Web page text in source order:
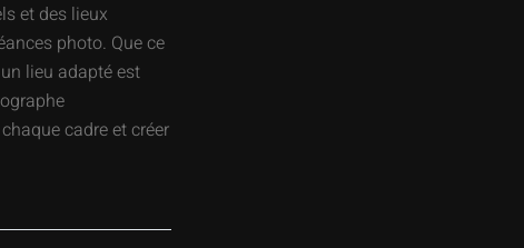
et des lieux
photo. Que ce
lieu adapté est
cadre et créer